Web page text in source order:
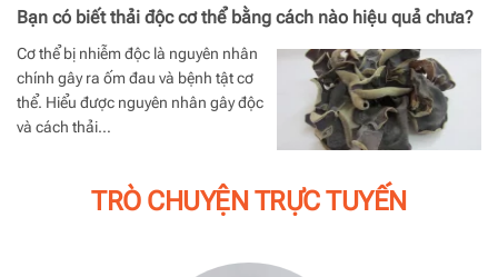
Bạn có biết thải độc cơ thể bằng cách nào hiệu quả chưa?
Cơ thể bị nhiễm độc là nguyên nhân
chính gây ra ốm đau và bệnh tật cơ
thể. Hiểu được nguyên nhân gây độc
và cách thải…
TRÒ CHUYỆN TRỰC TUYẾN